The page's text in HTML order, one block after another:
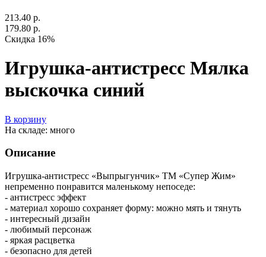
213.40 р.
179.80 р.
Скидка 16%
Игрушка-антистресс Мялка
выскочка синий
В корзину
На складе: много
Описание
Игрушка-антистресс «Выпрыгунчик» ТМ «Супер Жим»
непременно понравится маленькому непоседе:
- антистресс эффект
- материал хорошо сохраняет форму: можно мять и тянуть
- интересный дизайн
- любимый персонаж
- яркая расцветка
- безопасно для детей